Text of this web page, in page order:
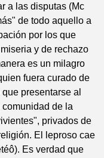
a las disputas (Mc
de todo aquello a
por los que
y de rechazo
es un milagro
fuera curado de
presentarse al
de la
privados de
El leproso cae
Es verdad que